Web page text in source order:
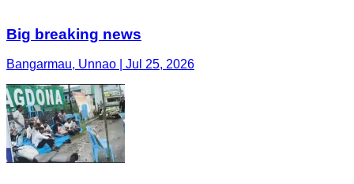
Big breaking news
Bangarmau, Unnao | Jul 25, 2026